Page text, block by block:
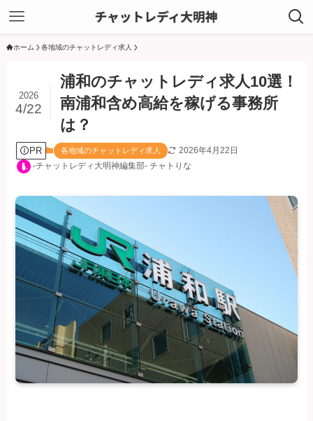
ホーム 各地域のチャットレディ求人
浦和のチャットレディ求人10選！
南浦和含め高給を稼げる事務所
は？
2026
4/22
PR 各地域のチャットレディ求人
2026年4月22日
-チャットレディ大明神編集部- チャトりな